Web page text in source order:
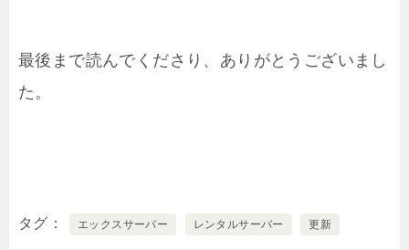
最後まで読んでくださり、ありがとうございまし
た。
タグ エックスサーバー レンタルサーバー 更新